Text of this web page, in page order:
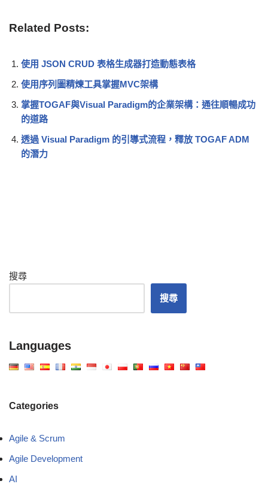
Related Posts:
使用 JSON CRUD 表格生成器打造動態表格
使用序列圖精煉工具掌握MVC架構
掌握TOGAF與Visual Paradigm的企業架構：通往順暢成功
的道路
透過 Visual Paradigm 的引導式流程，釋放 TOGAF ADM
的潛力
搜尋
搜尋
Languages
Categories
Agile & Scrum
Agile Development
AI